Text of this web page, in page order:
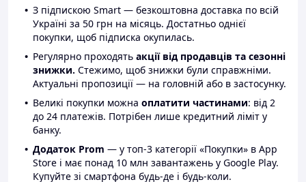
З підпискою Smart — безкоштовна доставка по всій
Україні за 50 грн на місяць. Достатньо однієї
покупки, щоб підписка окупилась.
Регулярно проходять акції від продавців та сезонні
знижки. Стежимо, щоб знижки були справжніми.
Актуальні пропозиції — на головній або в застосунку.
Великі покупки можна оплатити частинами: від 2
до 24 платежів. Потрібен лише кредитний ліміт у
банку.
Додаток Prom — у топ-3 категорії «Покупки» в App
Store і має понад 10 млн завантажень у Google Play.
Купуйте зі смартфона будь-де і будь-коли.